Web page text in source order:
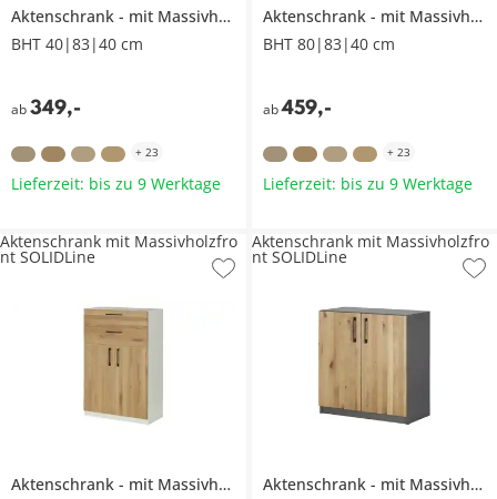
Aktenschrank mit Massivholzfront
SOLIDLine
BHT 40|83|40 cm
ab349,-
+ 23
Lieferzeit: bis zu 9 Werktage
Aktenschrank
mit Massivholzfront
BHT 80|83|40 cm
ab459,-
+ 23
Lieferzeit: bis zu 9 Werktage
Aktenschrank mit Massivholzfront
SOLIDLine
Aktenschrank mit Massivholzfro
nt SOLIDLine
Aktenschrank
mit Massivholzfront
Aktenschrank mit Massivholzfro
nt SOLIDLine